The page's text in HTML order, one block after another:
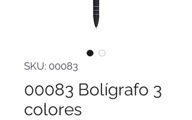
SKU: 00083
00083 Bolígrafo 3
colores